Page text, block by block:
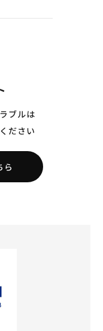
ブルは
ださい
ら